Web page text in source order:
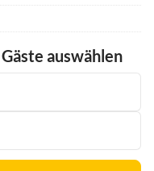
auswählen